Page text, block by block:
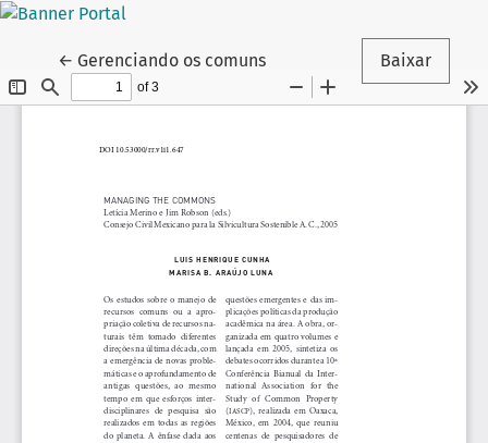
← Voltar aos Detalhes do Artigo
Gerenciando os comuns Baixar